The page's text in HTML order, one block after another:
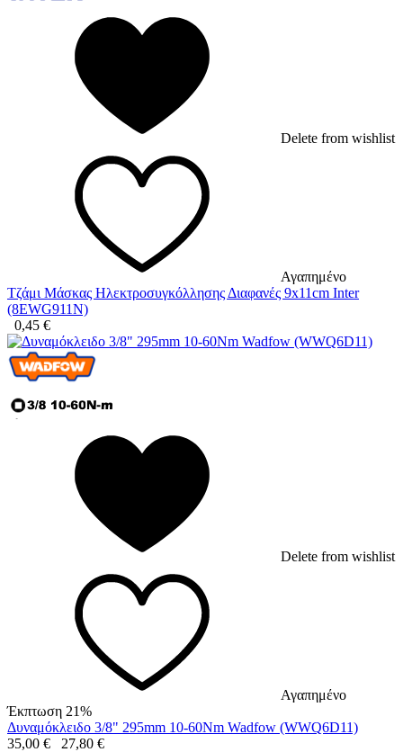
Delete from wishlist
Αγαπημένο
Τζάμι Μάσκας Ηλεκτροσυγκόλλησης Διαφανές 9x11cm Inter
(8EWG911N)
0,45 €
Delete from wishlist
Αγαπημένο
Έκπτωση 21%
Δυναμόκλειδο 3/8" 295mm 10-60Nm Wadfow (WWQ6D11)
35,00 € 27,80 €